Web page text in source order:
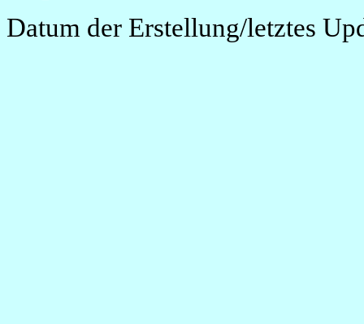
Datum der Erstellung/letztes